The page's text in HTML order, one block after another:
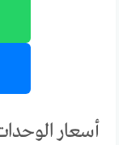
أسعار